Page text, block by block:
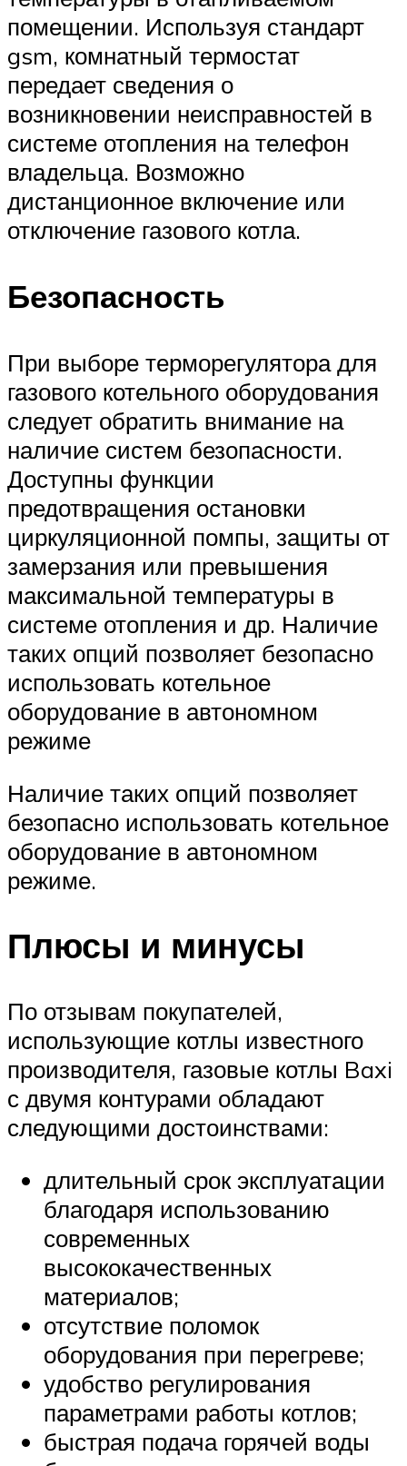
помещении. Используя стандарт
gsm, комнатный термостат
передает сведения о
возникновении неисправностей в
системе отопления на телефон
владельца. Возможно
дистанционное включение или
отключение газового котла.
Безопасность
При выборе терморегулятора для
газового котельного оборудования
следует обратить внимание на
наличие систем безопасности.
Доступны функции
предотвращения остановки
циркуляционной помпы, защиты от
замерзания или превышения
максимальной температуры в
системе отопления и др. Наличие
таких опций позволяет безопасно
использовать котельное
оборудование в автономном
режиме
Наличие таких опций позволяет
безопасно использовать котельное
оборудование в автономном
режиме.
Плюсы и минусы
По отзывам покупателей,
использующие котлы известного
производителя, газовые котлы Baxi
с двумя контурами обладают
следующими достоинствами:
длительный срок эксплуатации
благодаря использованию
современных
высококачественных
материалов;
отсутствие поломок
оборудования при перегреве;
удобство регулирования
параметрами работы котлов;
быстрая подача горячей воды